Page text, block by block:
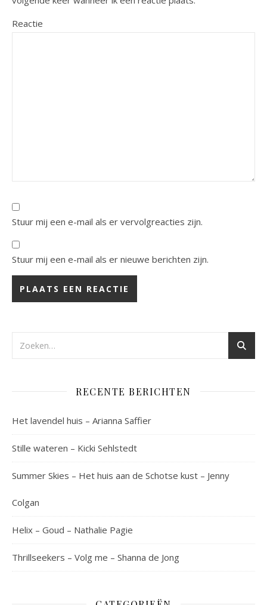
Reactie
Stuur mij een e-mail als er vervolgreacties zijn.
Stuur mij een e-mail als er nieuwe berichten zijn.
RECENTE BERICHTEN
Het lavendel huis – Arianna Saffier
Stille wateren – Kicki Sehlstedt
Summer Skies – Het huis aan de Schotse kust – Jenny
Colgan
Helix – Goud – Nathalie Pagie
Thrillseekers – Volg me – Shanna de Jong